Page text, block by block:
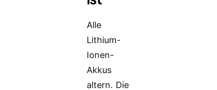
Alle
Lithium-
Ionen-
Akkus
altern. Die